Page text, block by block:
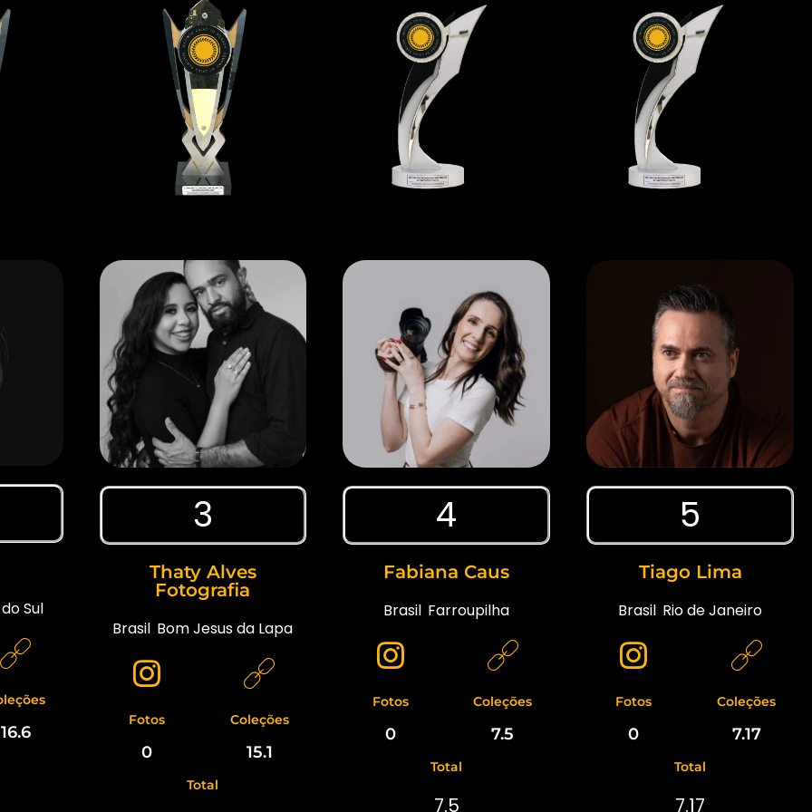
Sul
16.6
3
Thaty Alves
Fotografia
Brasil Bom Jesus da Lapa
Fotos Coleções
0 15.1
Total
4
Fabiana Caus
Brasil Farroupilha
Fotos Coleções
0 7.5
Total
7.5
5
Tiago Lima
Brasil Rio de Janeiro
Fotos Coleções
0 7.17
Total
7.17